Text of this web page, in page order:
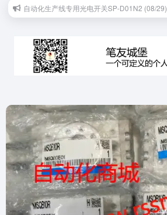
自动化生产线专用光电开关SP-D01N2 (08/29)